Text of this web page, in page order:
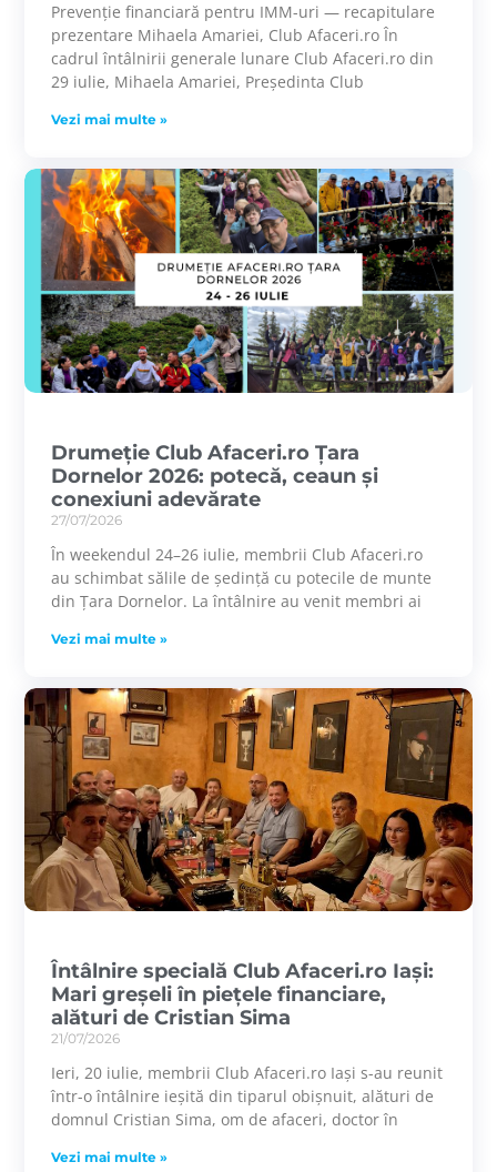
Prevenție financiară pentru IMM-uri — recapitulare
prezentare Mihaela Amariei, Club Afaceri.ro În
cadrul întâlnirii generale lunare Club Afaceri.ro din
29 iulie, Mihaela Amariei, Președinta Club
Vezi mai multe »
Drumeție Club Afaceri.ro Țara
Dornelor 2026: potecă, ceaun și
conexiuni adevărate
27/07/2026
În weekendul 24–26 iulie, membrii Club Afaceri.ro
au schimbat sălile de ședință cu potecile de munte
din Țara Dornelor. La întâlnire au venit membri ai
Vezi mai multe »
Întâlnire specială Club Afaceri.ro Iași:
Mari greșeli în piețele financiare,
alături de Cristian Sima
21/07/2026
Ieri, 20 iulie, membrii Club Afaceri.ro Iași s-au reunit
într-o întâlnire ieșită din tiparul obișnuit, alături de
domnul Cristian Sima, om de afaceri, doctor în
Vezi mai multe »